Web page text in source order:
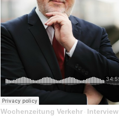
Wochenzeitung Verkehr · Interview Mit Andreas Matthä, CEO der ÖBB Holding